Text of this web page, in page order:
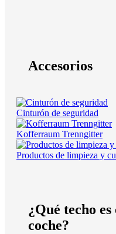
Accesorios
Cinturón de seguridad
Kofferraum Trenngitter
Productos de limpieza y
¿Qué techo
coche?